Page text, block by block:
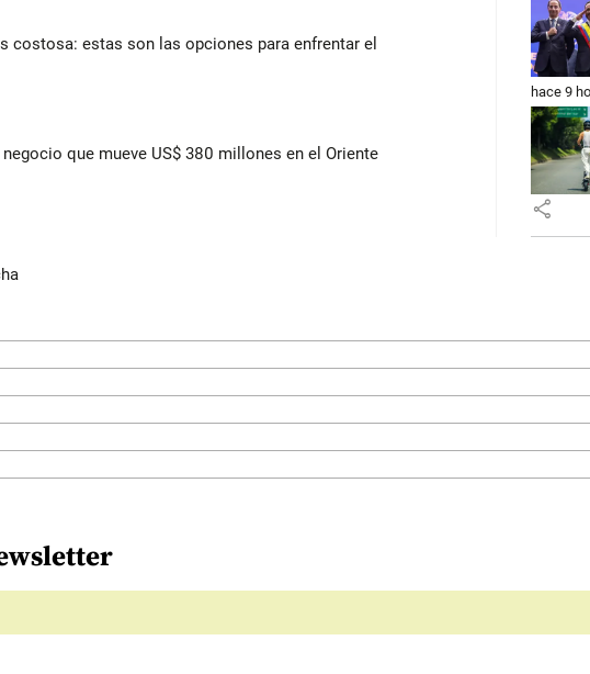
costosa: estas son las opciones para enfrentar el
que mueve US$ 380 millones en el Oriente
hace 9
share